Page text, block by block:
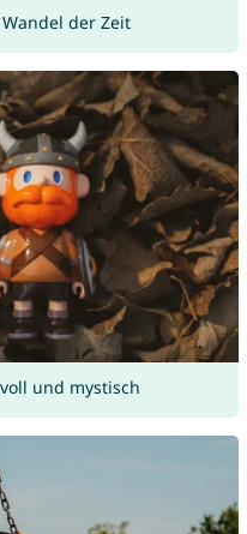
der Zeit
und mystisch